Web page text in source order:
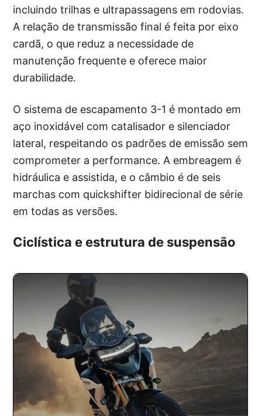
incluindo trilhas e ultrapassagens em rodovias.
A relação de transmissão final é feita por eixo
cardã, o que reduz a necessidade de
manutenção frequente e oferece maior
durabilidade.
O sistema de escapamento 3-1 é montado em
aço inoxidável com catalisador e silenciador
lateral, respeitando os padrões de emissão sem
comprometer a performance. A embreagem é
hidráulica e assistida, e o câmbio é de seis
marchas com quickshifter bidirecional de série
em todas as versões.
Ciclística e estrutura de suspensão